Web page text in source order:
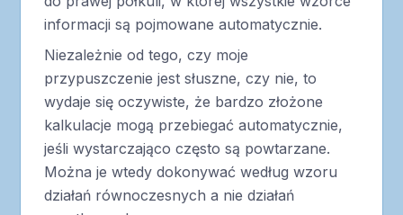
informacji są pojmowane automatycznie.
Niezależnie od tego, czy moje
przypuszczenie jest słuszne, czy nie, to
wydaje się oczywiste, że bardzo złożone
kalkulacje mogą przebiegać automatycznie,
jeśli wystarczająco często są powtarzane.
Można je wtedy dokonywać według wzoru
działań równoczesnych a nie działań